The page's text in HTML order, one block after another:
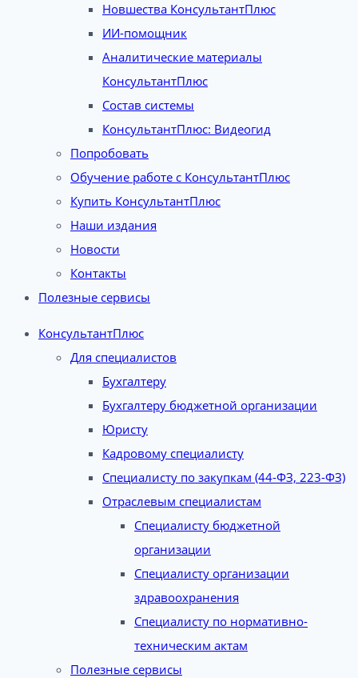
Новшества КонсультантПлюс
ИИ-помощник
Аналитические материалы
КонсультантПлюс
Состав системы
КонсультантПлюс: Видеогид
Попробовать
Обучение работе с КонсультантПлюс
Купить КонсультантПлюс
Наши издания
Новости
Контакты
Полезные сервисы
КонсультантПлюс
Для специалистов
Бухгалтеру
Бухгалтеру бюджетной организации
Юристу
Кадровому специалисту
Специалисту по закупкам (44-ФЗ, 223-ФЗ)
Отраслевым специалистам
Специалисту бюджетной
организации
Специалисту организации
здравоохранения
Специалисту по нормативно-
техническим актам
Полезные сервисы